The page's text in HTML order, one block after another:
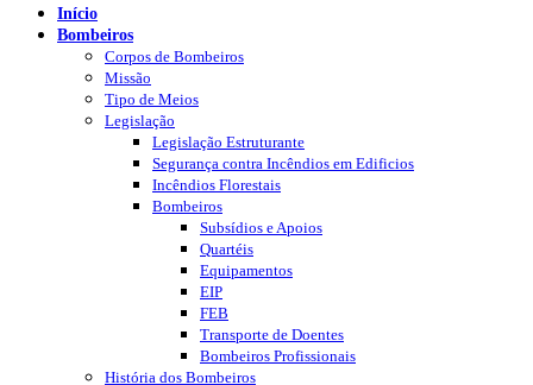
Início
Bombeiros
Corpos de Bombeiros
Missão
Tipo de Meios
Legislação
Legislação Estruturante
Segurança contra Incêndios em Edificios
Incêndios Florestais
Bombeiros
Subsídios e Apoios
Quartéis
Equipamentos
EIP
FEB
Transporte de Doentes
Bombeiros Profissionais
História dos Bombeiros